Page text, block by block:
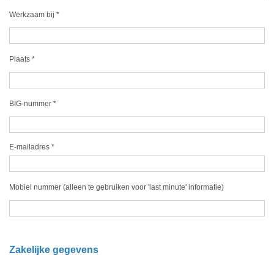
Werkzaam bij *
Plaats *
BIG-nummer *
E-mailadres *
Mobiel nummer (alleen te gebruiken voor 'last minute' informatie)
Zakelijke gegevens